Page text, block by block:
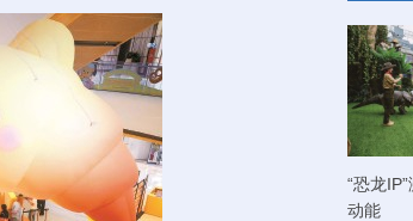
“恐龙
动能